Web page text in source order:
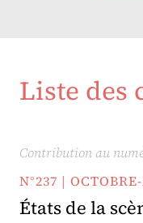
Liste
Contribution au
N°237 |
États de la